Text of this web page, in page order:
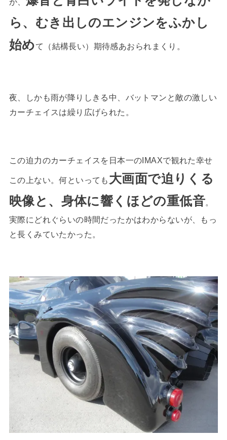
ら、むき出しのエンジンをふかし
始めて（結構長い）期待感あおられまくり。
夜、しかも雨が降りしきる中、バットマンと敵の激しい
カーチェイスは繰り広げられた。
この迫力のカーチェイスを日本一のIMAXで観れた幸せ
この上ない。何といっても 大画面で迫りくる
映像と、身体に響くほどの重低音。
実際にどれぐらいの時間だったかはわからないが、もっ
と長くみていたかった。